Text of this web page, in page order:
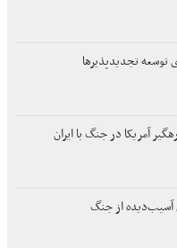
توسعه تجدیدپذیرها
آسیب‌دیده از جنگ